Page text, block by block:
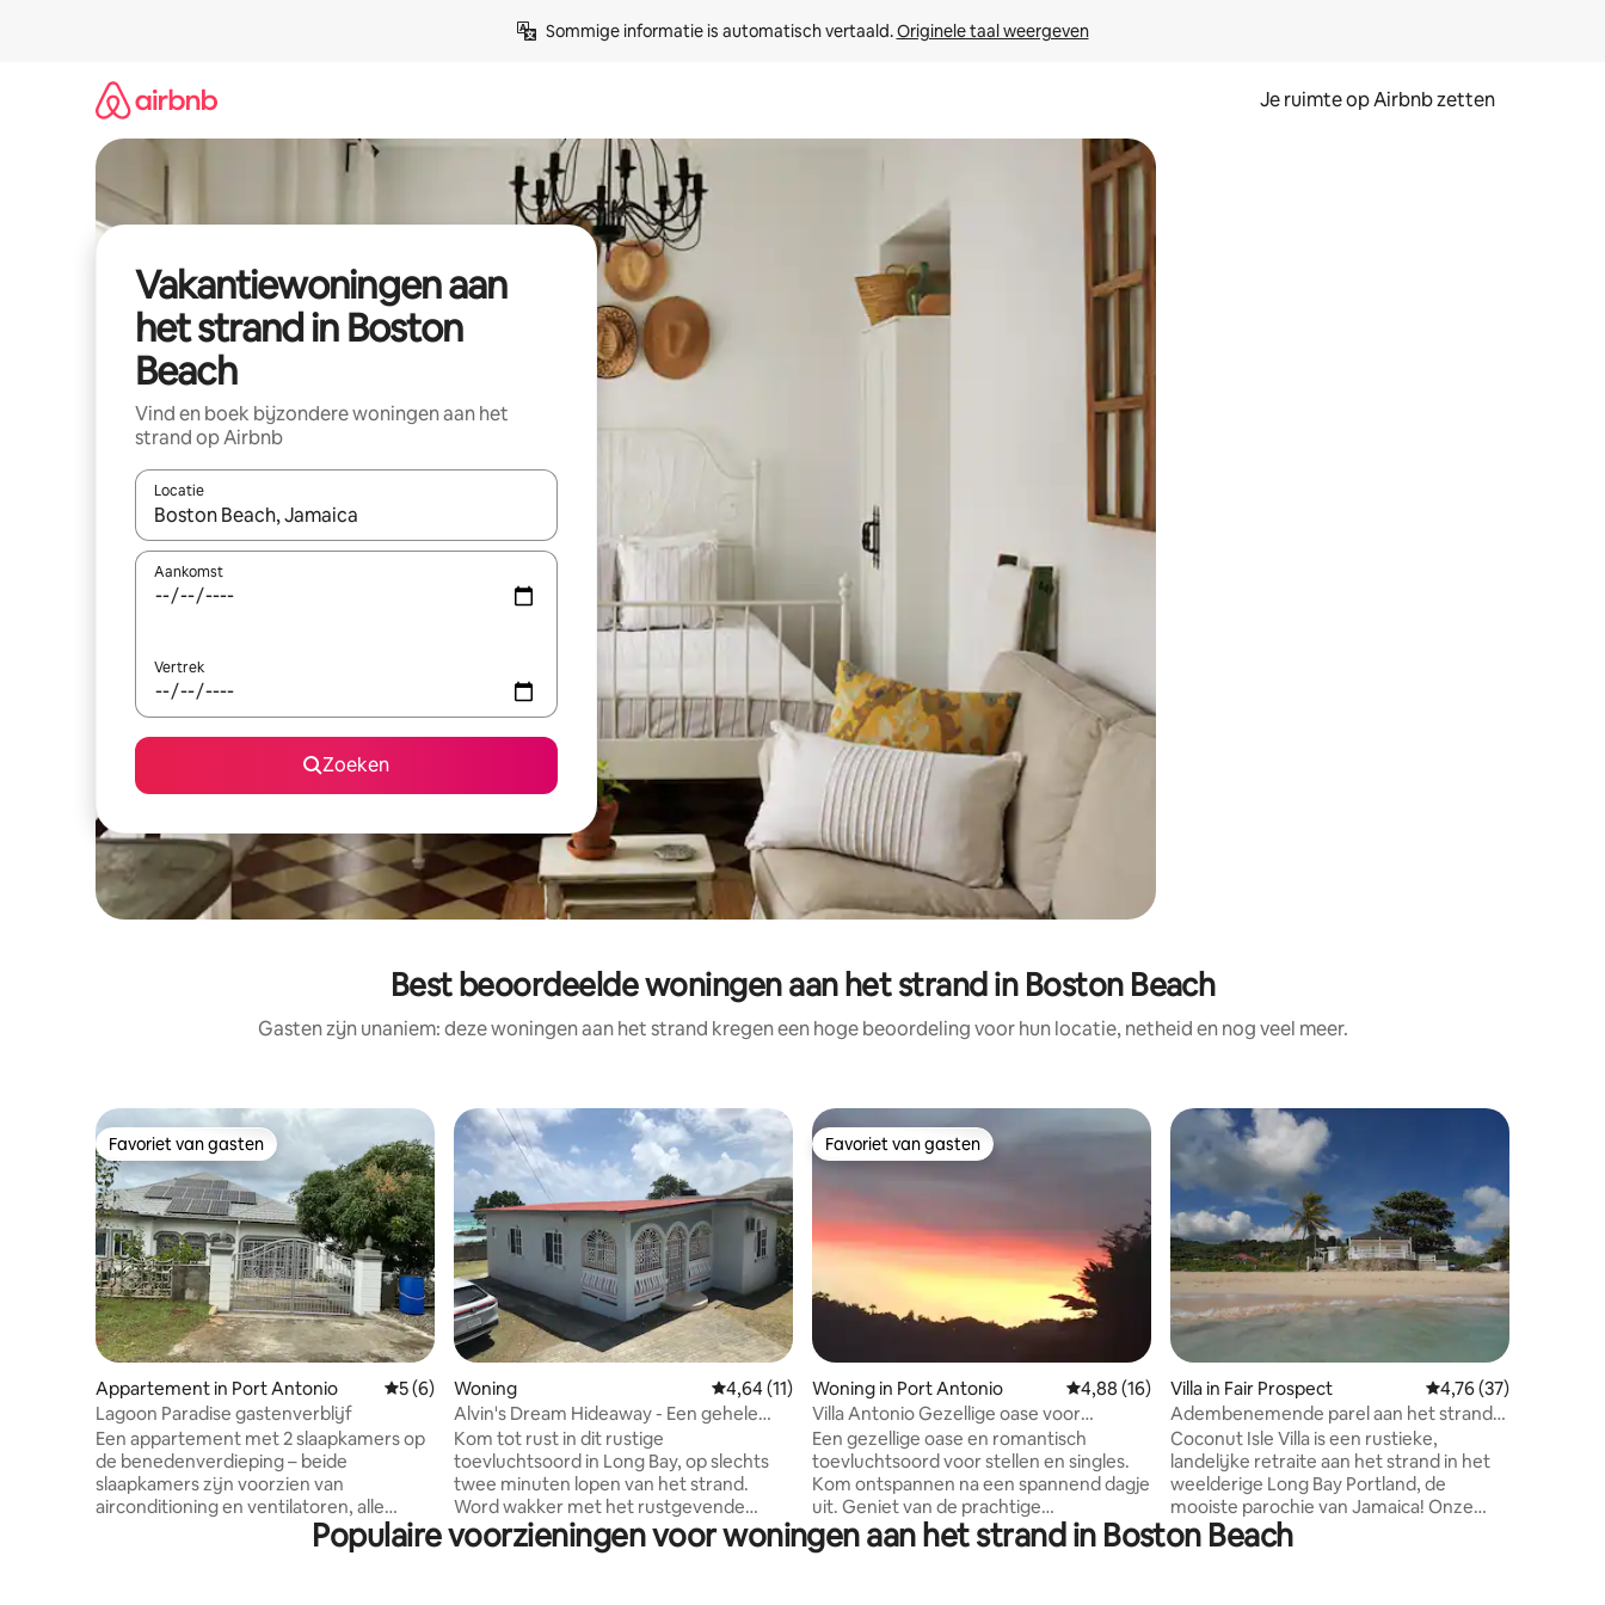
Sommige informatie is automatisch vertaald. Originele taal weergeven
Je ruimte op Airbnb zetten
Vakantiewoningen aan
het strand in Boston
Beach
Vind en boek bijzondere woningen aan het
strand op Airbnb
Locatie
Wanneer er suggesties beschikbaar zijn, maak je een keuze met je de pijltjestoetsen omhoog en omlaag, óf door te tikken of swipen.
Aankomst
Vertrek
Zoeken
Best beoordeelde woningen aan het strand in Boston Beach
Gasten zijn unaniem: deze woningen aan het strand kregen een hoge beoordeling voor hun locatie, netheid en nog veel meer.
Favoriet van gasten
Favoriet van gasten
Appartement in Port Antonio Gemiddelde beoordeling van 5 uit 5, 6 recensies
5 (6)
Lagoon Paradise gastenverblijf
Een appartement met 2 slaapkamers op
de benedenverdieping – beide
slaapkamers zijn voorzien van
airconditioning en ventilatoren, alle
andere kamers hebben grote
plafondventilatoren – op slechts enkele
Woning Gemiddelde beoordeling van 4,64 uit 5, 11 recensies
4,64 (11)
Alvin's Dream Hideaway - Een gehele
privéwoning
Kom tot rust in dit rustige
toevluchtsoord in Long Bay, op slechts
twee minuten lopen van het strand.
Word wakker met het rustgevende
geluid van de oceaan en geniet van
gemakkelijke toegang tot lokale
Favoriet van gasten
Favoriet van gasten
Woning in Port Antonio Gemiddelde beoordeling van 4,88 uit 5, 16 recensies
4,88 (16)
Villa Antonio Gezellige oase voor
koppels.
Een gezellige oase en romantisch
toevluchtsoord voor stellen en singles.
Kom ontspannen na een spannend dagje
uit. Geniet van de prachtige
zonsondergangen. Ga er gewoon even
tussenuit in deze rustgevende, centraal
Villa in Fair Prospect Gemiddelde
4,76 (37)
Adembenemende parel aan het strand
waar genezing begint
Coconut Isle Villa is een rustieke,
landelijke retraite aan het strand in het
weelderige Long Bay Portland, de
mooiste parochie van Jamaica! Onze
gasten worden familie en keren
regelmatig terug in dit magische
Populaire voorzieningen voor woningen aan het strand in Boston Beach